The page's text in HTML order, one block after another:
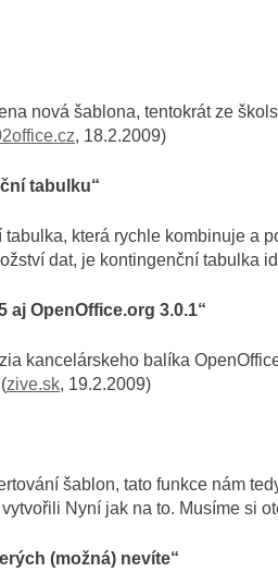
nová šablona, tentokrát ze
, 18.2.2009)
tabulku“
která rychle kombinuje a
dat, je kontingenční tabulka
aj OpenOffice.org 3.0.1“
kancelárskeho balíka
zive.sk, 19.2.2009)
šablon, tato funkce nám
Nyní jak na to. Musíme si
(možná) nevíte“